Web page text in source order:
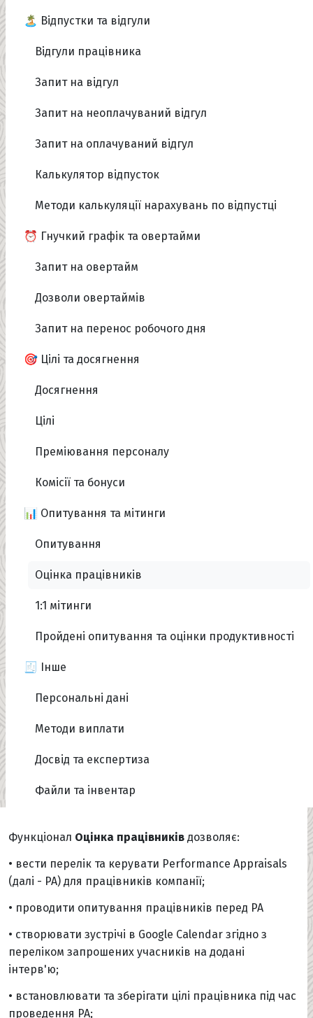
🏝️ Відпустки та відгули
Відгули працівника
Запит на відгул
Запит на неоплачуваний відгул
Запит на оплачуваний відгул
Калькулятор відпусток
Методи калькуляції нарахувань по відпустці
⏰ Гнучкий графік та овертайми
Запит на овертайм
Дозволи овертаймів
Запит на перенос робочого дня
🎯 Цілі та досягнення
Досягнення
Цілі
Преміювання персоналу
Комісії та бонуси
📊 Опитування та мітинги
Опитування
Оцінка працівників
1:1 мітинги
Пройдені опитування та оцінки продуктивності
🧾 Інше
Персональні дані
Методи виплати
Досвід та експертиза
Файли та інвентар
Функціонал Оцінка працівників дозволяє:
• вести перелік та керувати Performance Appraisals
(далі - PA) для працівників компанії;
• проводити опитування працівників перед PA
• створювати зустрічі в Google Calendar згідно з
переліком запрошених учасників на додані
інтерв'ю;
• встановлювати та зберігати цілі працівника під час
проведення PA;